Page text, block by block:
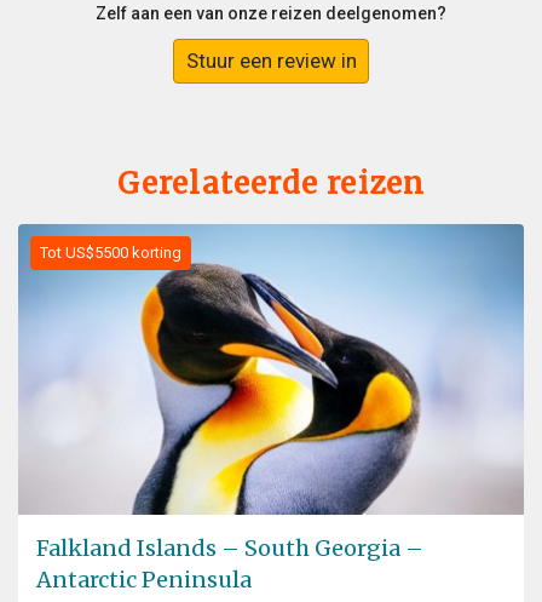
Zelf aan een van onze reizen deelgenomen?
Stuur een review in
Gerelateerde reizen
Tot US$5500 korting
Falkland Islands – South Georgia –
Antarctic Peninsula